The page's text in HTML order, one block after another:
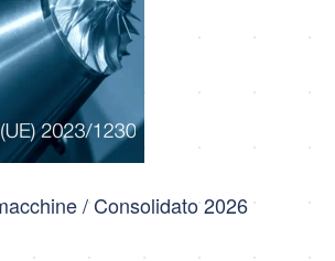
/ Consolidato 2026